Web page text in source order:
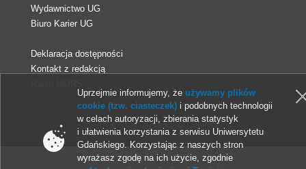
Wydawnictwo UG
Biuro Karier UG
Deklaracja dostępności
Kontakt z redakcją
© 2013-2026 Uniwersytet Gdański
Uprzejmie informujemy, że używamy plików
cookie (tzw. ciasteczek) i podobnych technologii
w celach autoryzacji, zbierania statystyk
i ułatwienia korzystania z serwisu Uniwersytetu
Gdańskiego. Korzystając z naszych stron
wyrażasz zgodę na ich użycie, zgodnie